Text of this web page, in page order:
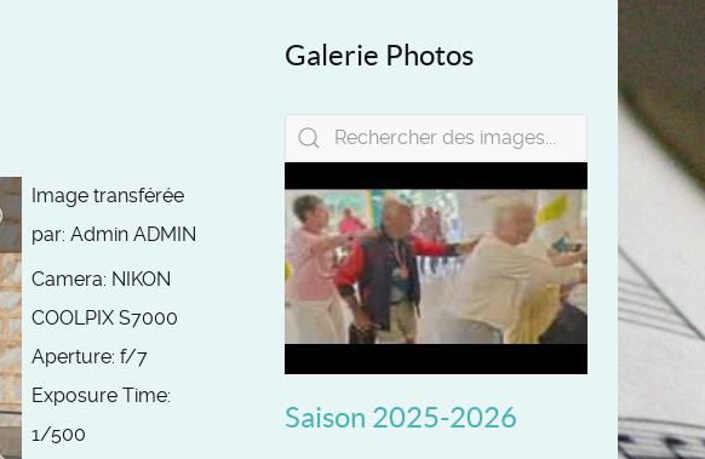
Image transférée
par:Admin ADMIN
Camera: NIKON
COOLPIX S7000
Aperture:f/7
Exposure Time:
1/500
Galerie Photos
Saison 2025-2026